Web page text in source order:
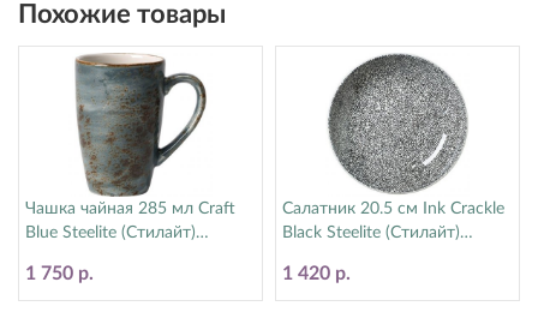
Похожие товары
Чашка чайная 285 мл Craft
Blue Steelite (Стилайт)
1 750 р.
Салатник 20.5 см Ink Crackle
Black Steelite (Стилайт)
1 420 р.